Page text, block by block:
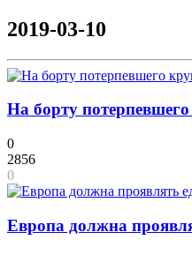
2019-03-10
На борту
0
2856
0
Европа должна